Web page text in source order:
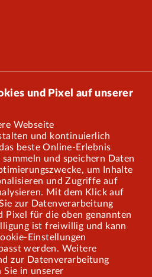
und Pixel auf unserer
Webseite
und kontinuierlich
beste Online-Erlebnis
und speichern Daten
um Inhalte
und Zugriffe auf
Mit dem Klick auf
zur Datenverarbeitung
Pixel für die oben genannten
ist freiwillig und kann
Einstellungen
werden. Weitere
zur Datenverarbeitung
in unserer